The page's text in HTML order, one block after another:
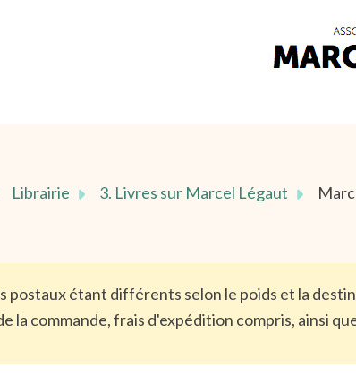
Librairie 3. Livres sur Marcel Légaut
postaux étant différents selon le poids et la
la commande, frais d'expédition compris, ainsi